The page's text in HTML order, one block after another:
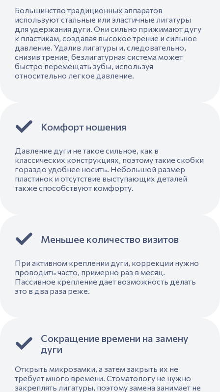
Большинство традиционных аппаратов
используют стальные или эластичные лигатуры
для удержания дуги. Они сильно прижимают дугу
к пластикам, создавая высокое трение и сильное
давление. Удалив лигатуры и, следовательно,
снизив трение, безлигатурная система может
быстро перемещать зубы, используя
относительно легкое давление.
Комфорт ношения
Давление дуги не такое сильное, как в
классических конструкциях, поэтому такие скобки
гораздо удобнее носить. Небольшой размер
пластинок и отсутствие выступающих деталей
также способствуют комфорту.
Меньшее количество визитов
При активном креплении дуги, коррекции нужно
проводить часто, примерно раз в месяц.
Пассивное крепление дает возможность делать
это в два раза реже.
Сокращение времени на замену
дуги
Открыть микрозамки, а затем закрыть их не
требует много времени. Стоматологу не нужно
закреплять лигатуры, поэтому замена занимает не